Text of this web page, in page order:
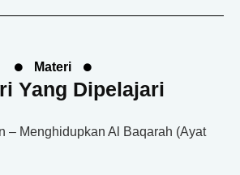
Materi
Yang Dipelajari
– Menghidupkan Al Baqarah (Ayat